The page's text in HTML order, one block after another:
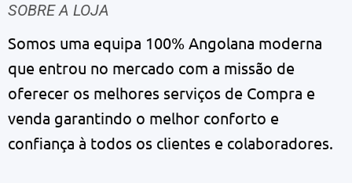
SOBRE A LOJA
Somos uma equipa 100% Angolana moderna
que entrou no mercado com a missão de
oferecer os melhores serviços de Compra e
venda garantindo o melhor conforto e
confiança à todos os clientes e colaboradores.